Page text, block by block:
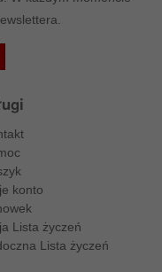
konto
Lista życzeń
Lista życzeń